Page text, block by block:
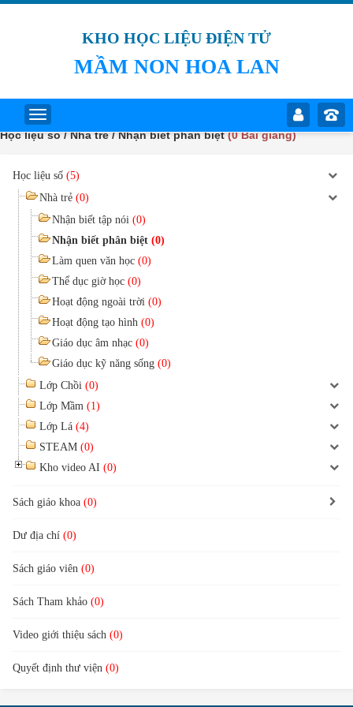
KHO HỌC LIỆU ĐIỆN TỬ
MẦM NON HOA LAN
Học liệu số / Nhà trẻ / Nhận biết phân biệt(0 Bài giảng)
Học liệu số (5)
Nhà trẻ (0)
Nhận biết tập nói (0)
Nhận biết phân biệt (0)
Làm quen văn học (0)
Thể dục giờ học (0)
Hoạt động ngoài trời (0)
Hoạt động tạo hình (0)
Giáo dục âm nhạc (0)
Giáo dục kỹ năng sống (0)
Lớp Chồi (0)
Lớp Mầm (1)
Lớp Lá (4)
STEAM (0)
Kho video AI (0)
Sách giáo khoa (0)
Dư địa chí (0)
Sách giáo viên (0)
Sách Tham khảo (0)
Video giới thiệu sách (0)
Quyết định thư viện (0)